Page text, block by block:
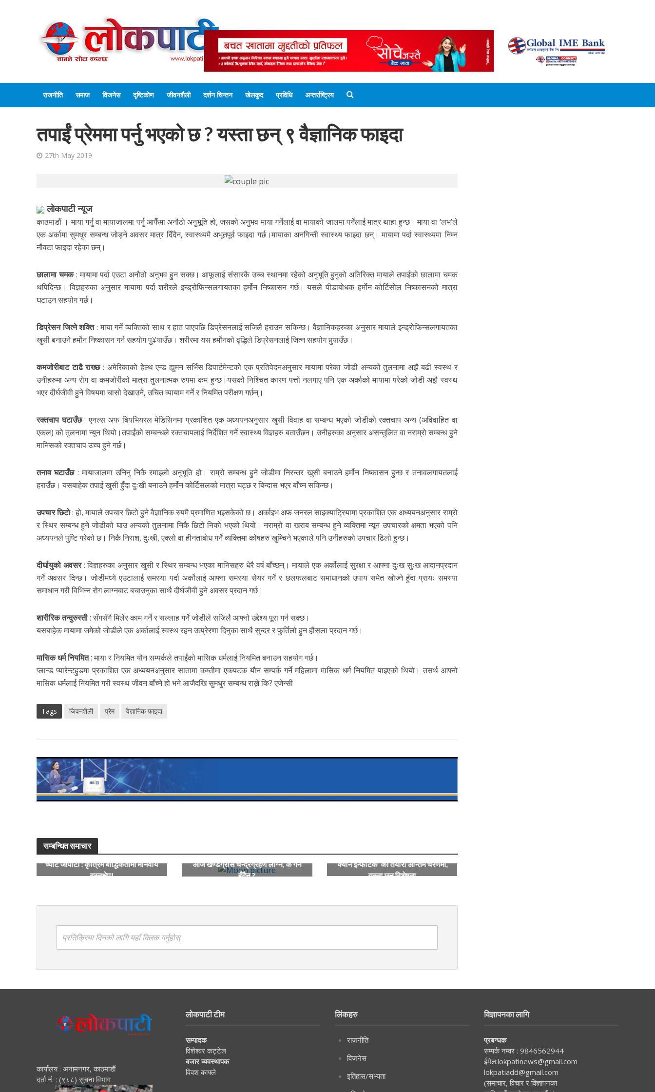
राजनीति समाज विजनेस दृष्टिकोण जीवनशैली दर्शन चिन्तन खेलकुद प्रविधि अन्तर्राष्ट्रिय
तपाईं प्रेममा पर्नु भएको छ ? यस्ता छन् ९ वैज्ञानिक फाइदा
27th May 2019
लाेकपाटी न्यूज
काठमाडौं । माया गर्नु वा मायाजालमा पर्नु आफैँमा अनौठो अनुभूति हो, जसको अनुभव माया गर्नेलाई वा मायाको जालमा पर्नेलाई मात्र थाहा हुन्छ।माया वा ‘लभ’ले
एक अर्कामा सुमधुर सम्बन्ध जोड्ने अवसर मात्र दिँदैन, स्वास्थ्यमै अभूतपूर्व फाइदा गर्छ।मायाका अनगिन्ती स्वास्थ्य फाइदा छन्। मायामा पर्दा स्वास्थ्यमा निम्न
नौवटा फाइदा रहेका छन्।
छालामा चमक: मायामा पर्दा एउटा अनौठो अनुभव हुन सक्छ। आफूलाई संसारकै उच्च स्थानमा रहेको अनुभूति हुनुको अतिरिक्त मायाले तपाईंको छालामा चमक
थपिदिन्छ। विज्ञहरुका अनुसार मायामा पर्दा शरीरले इन्ड्रोफिन्सलगायतका हर्मोन निष्कासन गर्छ। यसले पीडाबोधक हर्मोन कोर्टिसोल निष्कासनको मात्रा
घटाउन सहयोग गर्छ।
डिप्रेसन जित्ने शक्ति: माया गर्ने व्यक्तिको साथ र हात पाएपछि डिप्रेसनलाई सजिलै हराउन सकिन्छ। वैज्ञानिकहरुका अनुसार मायाले इन्ड्रोफिन्सलगायतका
खुसी बनाउने हर्मोन निष्कासन गर्न सहयोग पु¥याउँछ। शरीरमा यस हर्मोनको वृद्धिले डिप्रेसनलाई जित्न सहयोग पुर्‍याउँछ।
कमजोरीबाट टाढै राख्छ :अमेरिकाको हेल्थ एन्ड ह्युमन सर्भिस डिपार्टमेन्टको एक प्रतिवेदनअनुसार मायामा परेका जोडी अन्यको तुलनामा अझै बढी स्वस्थ र
उनीहरुमा अन्य रोग वा कमजोरीको मात्रा तुलनात्मक रुपमा कम हुन्छ।यसको निश्चित कारण पत्तो नलगाए पनि एक अर्काको मायामा परेको जोडी अझै स्वस्थ
भएर दीर्घजीवी हुने विषयमा चासो देखाउने, उचित व्यायाम गर्ने र नियमित परीक्षण गर्छन्।
रक्तचाप घटाउँछ: एनल्स अफ बियभियरल मेडिसिनमा प्रकाशित एक अध्ययनअनुसार खुसी विवाह वा सम्बन्ध भएको जोडीको रक्तचाप अन्य (अविवाहित वा
एकल) को तुलनामा न्यून थियो।तपाईंको सम्बन्धले रक्तचापलाई निर्देशित गर्ने स्वास्थ्य विज्ञहरु बताउँछन। उनीहरुका अनुसार असन्तुलित वा नराम्रो सम्बन्ध हुने
मानिसको रक्तचाप उच्च हुने गर्छ।
तनाव घटाउँछ: मायाजालमा उनिनु निकै रमाइलो अनुभूति हो। राम्रो सम्बन्ध हुने जोडीमा निरन्तर खुसी बनाउने हर्मोन निष्कासन हुन्छ र तनावलगायतलाई
हराउँछ। यसबाहेक तपाई खुसी हुँदा दुःखी बनाउने हर्मोन कोर्टिसलको मात्रा घट्छ र बिन्दास भएर बाँच्न सकिन्छ।
उपचार छिटो: हो, मायाले उपचार छिटो हुने वैज्ञानिक रुपमै प्रमाणित भइसकेको छ। अर्काइभ अफ जनरल साइक्याट्रियामा प्रकाशित एक अध्ययनअनुसार राम्रो
र स्थिर सम्बन्ध हुने जोडीको घाउ अन्यको तुलनामा निकै छिटो निको भएको थियो। नराम्रो वा खराब सम्बन्ध हुने व्यक्तिमा न्यून उपचारको क्षमता भएको पनि
अध्ययनले पुष्टि गरेको छ। निकै निराश, दुःखी, एक्लो वा हीनताबोध गर्ने व्यक्तिमा कोषहरु खुम्चिने भएकाले पनि उनीहरुको उपचार ढिलो हुन्छ।
दीर्घायुको अवसर: विज्ञहरुका अनुसार खुसी र स्थिर सम्बन्ध भएका मानिसहरु धेरै वर्ष बाँच्छन्। मायाले एक अर्कोलाई सुरक्षा र आफ्ना दुःख सुःख आदानप्रदान
गर्ने अवसर दिन्छ। जोडीमध्ये एउटालाई समस्या पर्दा अर्कोलाई आफ्ना समस्या सेयर गर्ने र छलफलबाट समाधानको उपाय समेत खोज्ने हुँदा प्रायः समस्या
समाधान गरी विभिन्न रोग लाग्नबाट बचाउनुका साथै दीर्घजीवी हुने अवसर प्रदान गर्छ।
शारीरिक तन्दुरुस्ती: सँगसँगै मिलेर काम गर्ने र सल्लाह गर्ने जोडीले सजिलै आफ्नो उद्देश्य पूरा गर्न सक्छ।
यसबाहेक मायामा जमेको जोडीले एक अर्कालाई स्वस्थ रहन उत्प्रेरणा दिनुका साथै सुन्दर र फुर्तिलो हुन हौसला प्रदान गर्छ।
मासिक धर्म नियमित: माया र नियमित यौन सम्पर्कले तपाईंको मासिक धर्मलाई नियमित बनाउन सहयोग गर्छ।
प्लान्ड प्यारेन्टहुडमा प्रकाशित एक अध्ययनअनुसार सातामा कम्तीमा एकपटक यौन सम्पर्क गर्ने महिलामा मासिक धर्म नियमित पाइएको थियो। तसर्थ आफ्नो
मासिक धर्मलाई नियमित गरी स्वस्थ जीवन बाँच्ने हो भने आजैदखि सुमधुर सम्बन्ध राख्ने कि? एजेन्सी
Tags जिवनशैली प्रेम वैज्ञानिक फाइदा
सम्बन्धित समाचार
च्याट जीपीटी : कृत्रिम बौद्धिकतामा मानवीय
हस्तक्षेप!
आज खण्डग्रास चन्द्रग्रहण लाग्ने, के गर्न
हुँदैन ?
‘क्यान इन्फोटेक’ को तयारी अन्तिम चरणमा,
यस्ता छन् विशेषता
प्रतिक्रिया दिनको लागि यहाँ क्लिक गर्नुहोस्
कार्यालय : अनामनगर, काठमाडाैं
दर्ता नं. : (९८८) सूचना विभाग
लोकपाटी टीम
सम्पादक
विशेश्वर कट्टेल
बजार व्यवस्थापक
विवश काफ्ले
लिंकहरु
राजनीति
विजनेस
इतिहास/सभ्यता
विज्ञापनका लागि
प्रबन्धक
सम्पर्क नम्वर : 9846562944
ईमेल:lokpatinews@gmail.com
lokpatiadd@gmail.com
(समाचार, विचार र विज्ञापनका